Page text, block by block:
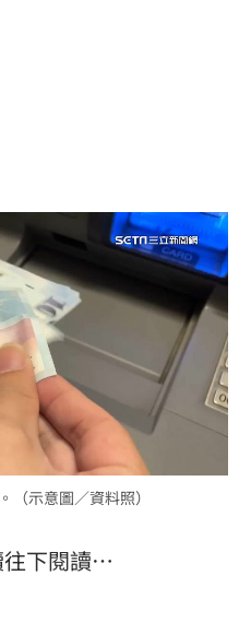
（示意圖／資料照）
往下閱讀…